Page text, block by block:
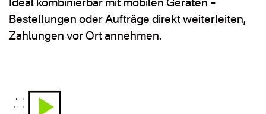
Ideal kombinierbar mit mobilen Geräten –
Bestellungen oder Aufträge direkt weiterleiten,
Zahlungen vor Ort annehmen.